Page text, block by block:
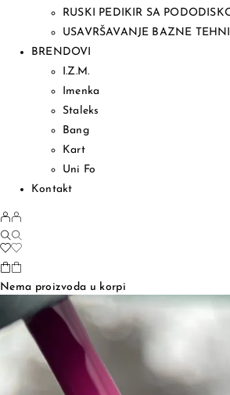
RUSKI PEDIKIR SA
USAVRŠAVANJE BAZNE
BRENDOVI
I.Z.M.
Imenka
Staleks
Bang
Kart
Uni Fo
Kontakt
Nema proizvoda u korpi